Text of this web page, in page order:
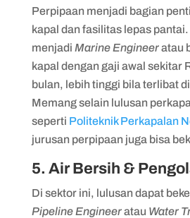
Perpipaan menjadi bagian
kapal dan fasilitas lepas
menjadi Marine Engineeratau
kapal dengan gaji awal sekitar
bulan, lebih tinggi bila terlibat
Memang selain lulusan
seperti Politeknik Perkapalan
jurusan perpipaan juga bisa
5. Air Bersih &
Di sektor ini, lulusan dapat
Pipeline Engineeratau Water